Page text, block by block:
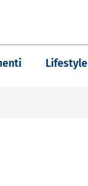
Lifestyle